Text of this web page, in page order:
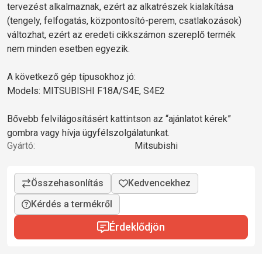
tervezést alkalmaznak, ezért az alkatrészek kialakítása
(tengely, felfogatás, központosító-perem, csatlakozások)
változhat, ezért az eredeti cikkszámon szereplő termék
nem minden esetben egyezik.
A következő gép típusokhoz jó:
Models: MITSUBISHI F18A/S4E, S4E2
Bővebb felvilágosításért kattintson az “ajánlatot kérek”
gombra vagy hívja ügyfélszolgálatunkat.
Gyártó:
Mitsubishi
Kérdés a termékről
Érdeklődjön